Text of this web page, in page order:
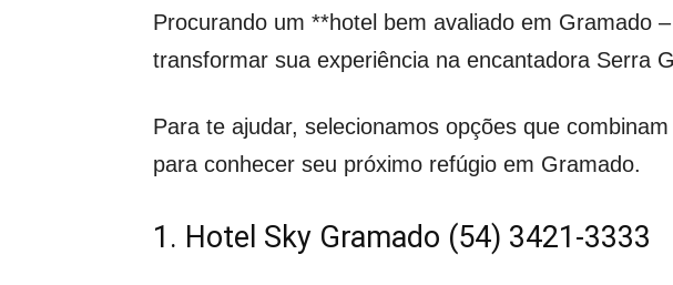
Procurando um **hotel bem avaliado em Gramado
transformar sua experiência na encantadora Serra
Para te ajudar, selecionamos opções que
para conhecer seu próximo refúgio em Gramado.
1. Hotel Sky Gramado (54) 3421-3333